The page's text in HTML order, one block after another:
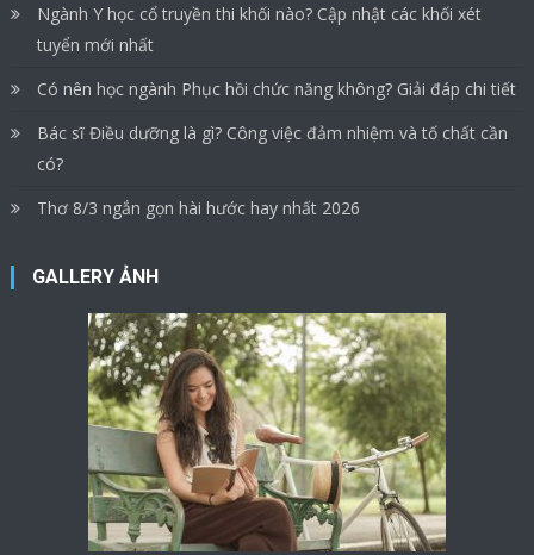
Ngành Y học cổ truyền thi khối nào? Cập nhật các khối xét
tuyển mới nhất
Có nên học ngành Phục hồi chức năng không? Giải đáp chi tiết
Bác sĩ Điều dưỡng là gì? Công việc đảm nhiệm và tố chất cần
có?
Thơ 8/3 ngắn gọn hài hước hay nhất 2026
GALLERY ẢNH